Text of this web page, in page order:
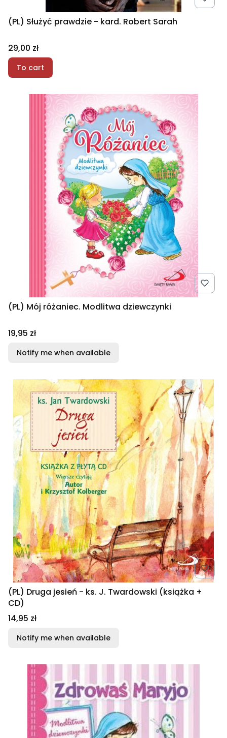
(PL) Służyć prawdzie - kard. Robert Sarah
Price
29,00 zł
To cart
(PL) Mój różaniec. Modlitwa dziewczynki
Price
19,95 zł
Notify me when available
(PL) Druga jesień - ks. J. Twardowski (książka +
CD)
Price
14,95 zł
Notify me when available